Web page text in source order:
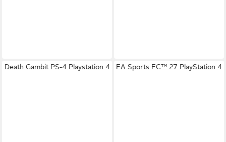
Death Gambit PS-4 Playstation 4 EA Sports FC™ 27 PlayStation 4